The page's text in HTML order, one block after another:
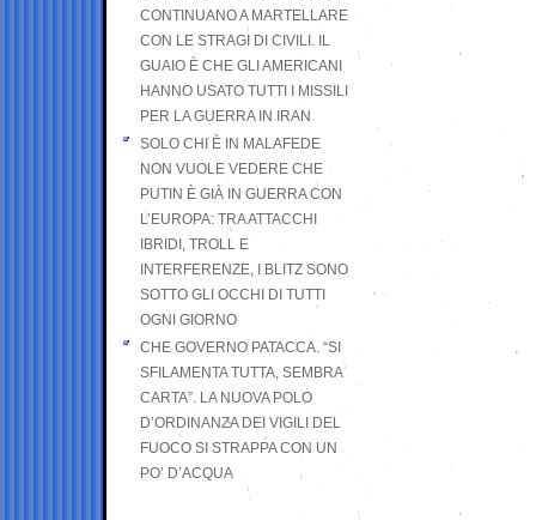
CONTINUANO A MARTELLARE
CON LE STRAGI DI CIVILI. IL
GUAIO È CHE GLI AMERICANI
HANNO USATO TUTTI I MISSILI
PER LA GUERRA IN IRAN
SOLO CHI È IN MALAFEDE
NON VUOLE VEDERE CHE
PUTIN È GIÀ IN GUERRA CON
L’EUROPA: TRA ATTACCHI
IBRIDI, TROLL E
INTERFERENZE, I BLITZ SONO
SOTTO GLI OCCHI DI TUTTI
OGNI GIORNO
CHE GOVERNO PATACCA. “SI
SFILAMENTA TUTTA, SEMBRA
CARTA”. LA NUOVA POLO
D’ORDINANZA DEI VIGILI DEL
FUOCO SI STRAPPA CON UN
PO’ D’ACQUA